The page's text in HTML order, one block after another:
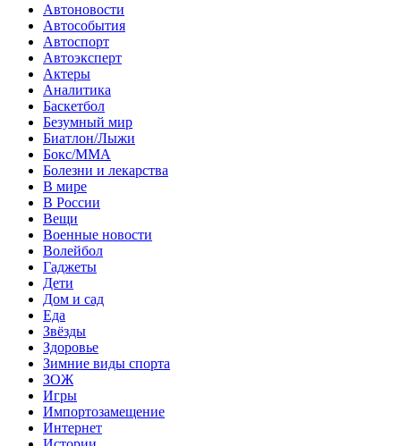
Автоновости
Автособытия
Автоспорт
Автоэксперт
Актеры
Аналитика
Баскетбол
Безумный мир
Биатлон/Лыжи
Бокс/MMA
Болезни и лекарства
В мире
В России
Вещи
Военные новости
Волейбол
Гаджеты
Дети
Дом и сад
Еда
Звёзды
Здоровье
Зимние виды спорта
ЗОЖ
Игры
Импортозамещение
Интернет